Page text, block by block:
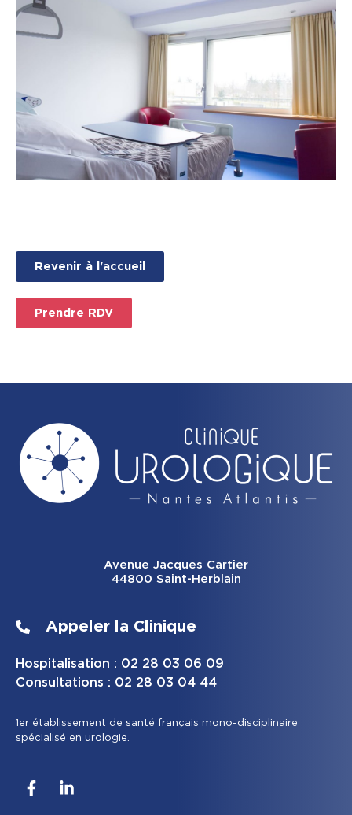
Revenir à l'accueil
Prendre RDV
Avenue Jacques Cartier
44800 Saint-Herblain
Appeler la Clinique
Hospitalisation : 02 28 03 06 09
Consultations : 02 28 03 04 44
1er établissement de santé français mono-disciplinaire
spécialisé en urologie.